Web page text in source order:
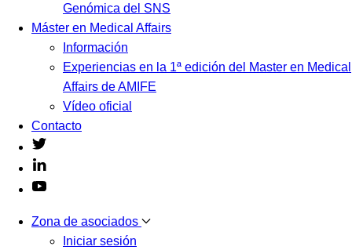
Genómica del SNS
Máster en Medical Affairs
Información
Experiencias en la 1ª edición del Master en Medical
Affairs de AMIFE
Vídeo oficial
Contacto
Zona de asociados
Iniciar sesión